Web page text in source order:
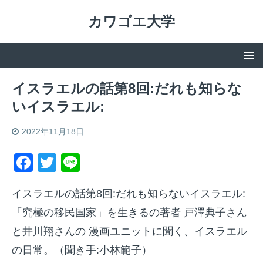
カワゴエ大学
イスラエルの話第8回:だれも知らな
いイスラエル:
2022年11月18日
F
c
e
b
o
T
itt
er
e
イスラエルの話第8回:だれも知らないイスラエル:
「究極の移民国家」を生きるの著者 戸澤典子さん
と井川翔さんの 漫画ユニットに聞く、イスラエル
の日常。（聞き手:小林範子）